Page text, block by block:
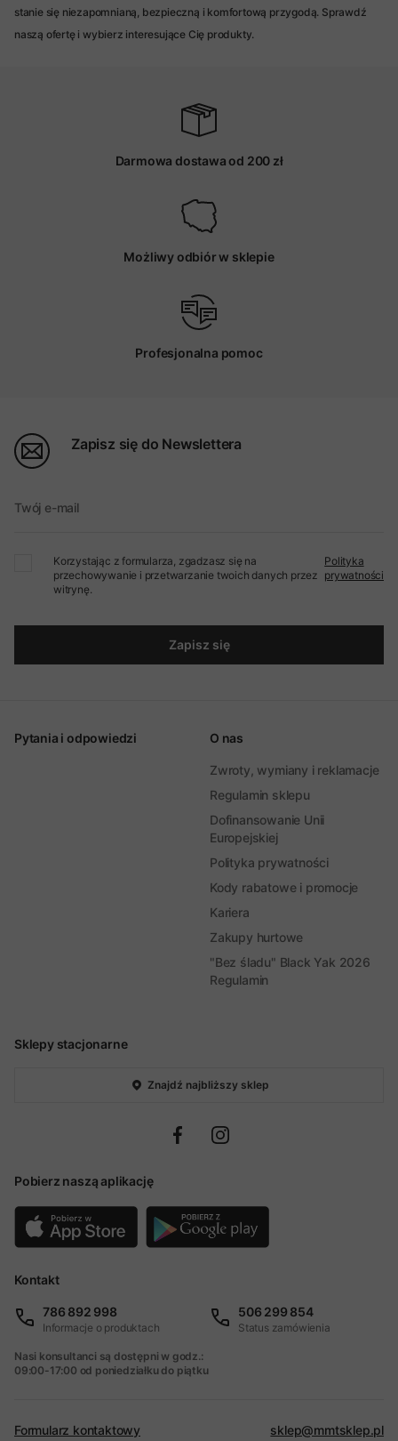
stanie się niezapomnianą, bezpieczną i komfortową przygodą. Sprawdź
naszą ofertę i wybierz interesujące Cię produkty.
Darmowa dostawa od 200 zł
Możliwy odbiór w sklepie
Profesjonalna pomoc
Zapisz się do Newslettera
Twój e-mail
Korzystając z formularza, zgadzasz się na
przechowywanie i przetwarzanie twoich danych przez
witrynę.
Polityka
prywatności
Zapisz się
Sklepy stacjonarne
Znajdź najbliższy sklep
Pobierz naszą aplikację
Pytania i odpowiedzi O nas
Zwroty, wymiany i reklamacje
Regulamin sklepu
Dofinansowanie Unii
Europejskiej
Polityka prywatności
Kody rabatowe i promocje
Kariera
Zakupy hurtowe
"Bez śladu" Black Yak 2026
Regulamin
Kontakt
786 892 998
Informacje o produktach
506 299 854
Status zamówienia
Nasi konsultanci są dostępni w godz.:
09:00-17:00 od poniedziałku do piątku
Formularz kontaktowy sklep@mmtsklep.pl